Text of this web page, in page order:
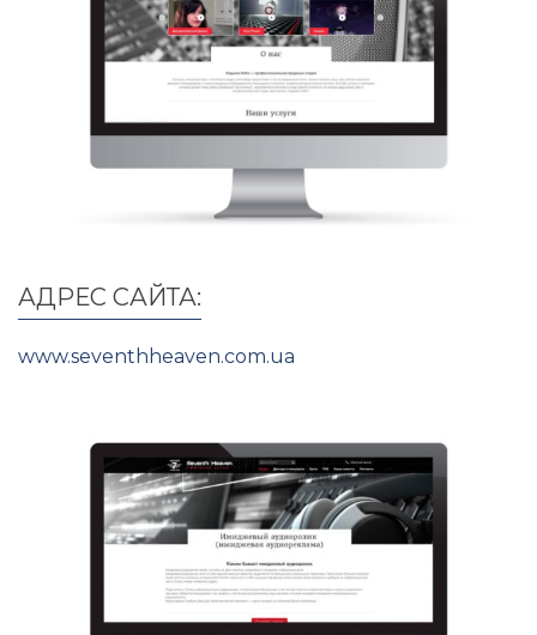
АДРЕС САЙТА:
www.seventhheaven.com.ua